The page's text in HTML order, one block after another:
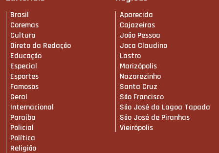
Brasil
Coremas
Cultura
Direto da Redação
Educação
Especial
Esportes
Famosos
Geral
Internacional
Paraíba
Policial
Política
Religião
Aparecida
Cajazeiras
João Pessoa
Joca Claudino
Lastro
Marizópolis
Nazarezinho
Santa Cruz
São Francisco
São José da Lagoa Tapada
São José de Piranhas
Vieirópolis